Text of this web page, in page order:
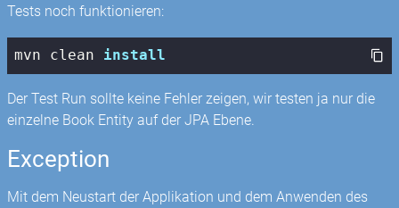
Tests noch funktionieren:
mvn clean install
Der Test Run sollte keine Fehler zeigen, wir testen ja nur die
einzelne Book Entity auf der JPA Ebene.
Exception
Mit dem Neustart der Applikation und dem Anwenden des